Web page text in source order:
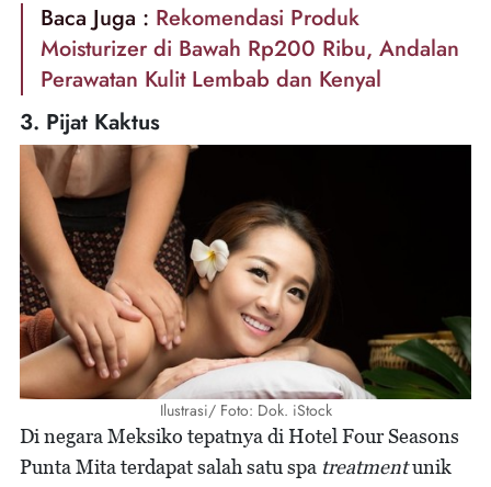
Baca Juga : Rekomendasi Produk
Moisturizer di Bawah Rp200 Ribu, Andalan
Perawatan Kulit Lembab dan Kenyal
3. Pijat Kaktus
Ilustrasi/ Foto: Dok. iStock
Di negara Meksiko tepatnya di Hotel Four Seasons
Punta Mita terdapat salah satu spa treatmentunik